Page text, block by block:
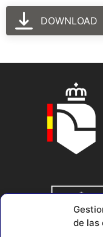
de las
DOWNLOAD